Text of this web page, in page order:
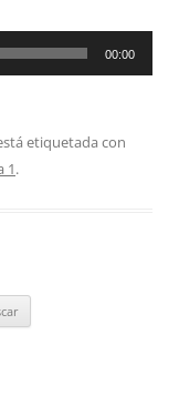
00:00
etiquetada con
1.